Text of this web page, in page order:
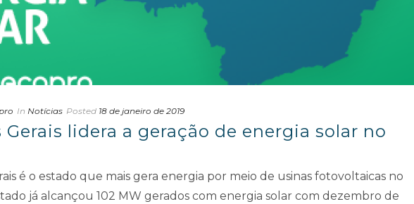
In Notícias Posted 18 de janeiro de 2019
Gerais lidera a geração de energia solar no
é o estado que mais gera energia por meio de usinas fotovoltaicas no
já alcançou 102 MW gerados com energia solar com dezembro de